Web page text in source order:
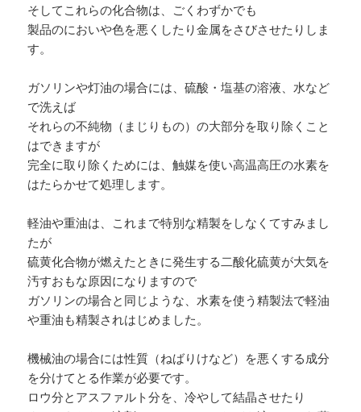
そしてこれらの化合物は、ごくわずかでも
製品のにおいや色を悪くしたり金属をさびさせたりしま
す。
ガソリンや灯油の場合には、硫酸・塩基の溶液、水など
で洗えば
それらの不純物（まじりもの）の大部分を取り除くこと
はできますが
完全に取り除くためには、触媒を使い高温高圧の水素を
はたらかせて処理します。
軽油や重油は、これまで特別な精製をしなくてすみまし
たが
硫黄化合物が燃えたときに発生する二酸化硫黄が大気を
汚すおもな原因になりますので
ガソリンの場合と同じような、水素を使う精製法で軽油
や重油も精製されはじめました。
機械油の場合には性質（ねばりけなど）を悪くする成分
を分けてとる作業が必要です。
ロウ分とアスファルト分を、冷やして結晶させたり